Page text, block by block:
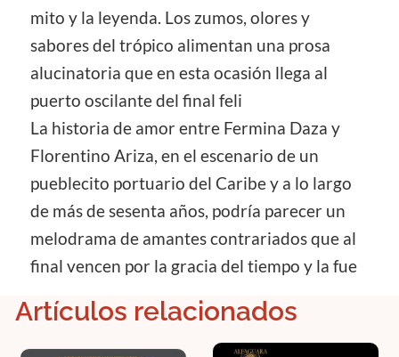
mito y la leyenda. Los zumos, olores y
sabores del trópico alimentan una prosa
alucinatoria que en esta ocasión llega al
puerto oscilante del final feli
La historia de amor entre Fermina Daza y
Florentino Ariza, en el escenario de un
pueblecito portuario del Caribe y a lo largo
de más de sesenta años, podría parecer un
melodrama de amantes contrariados que al
final vencen por la gracia del tiempo y la fue
Artículos relacionados